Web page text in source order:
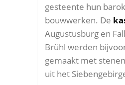
gesteente hun
bouwwerken. De
Augustusburg en
Brühl werden
gemaakt met
uit het